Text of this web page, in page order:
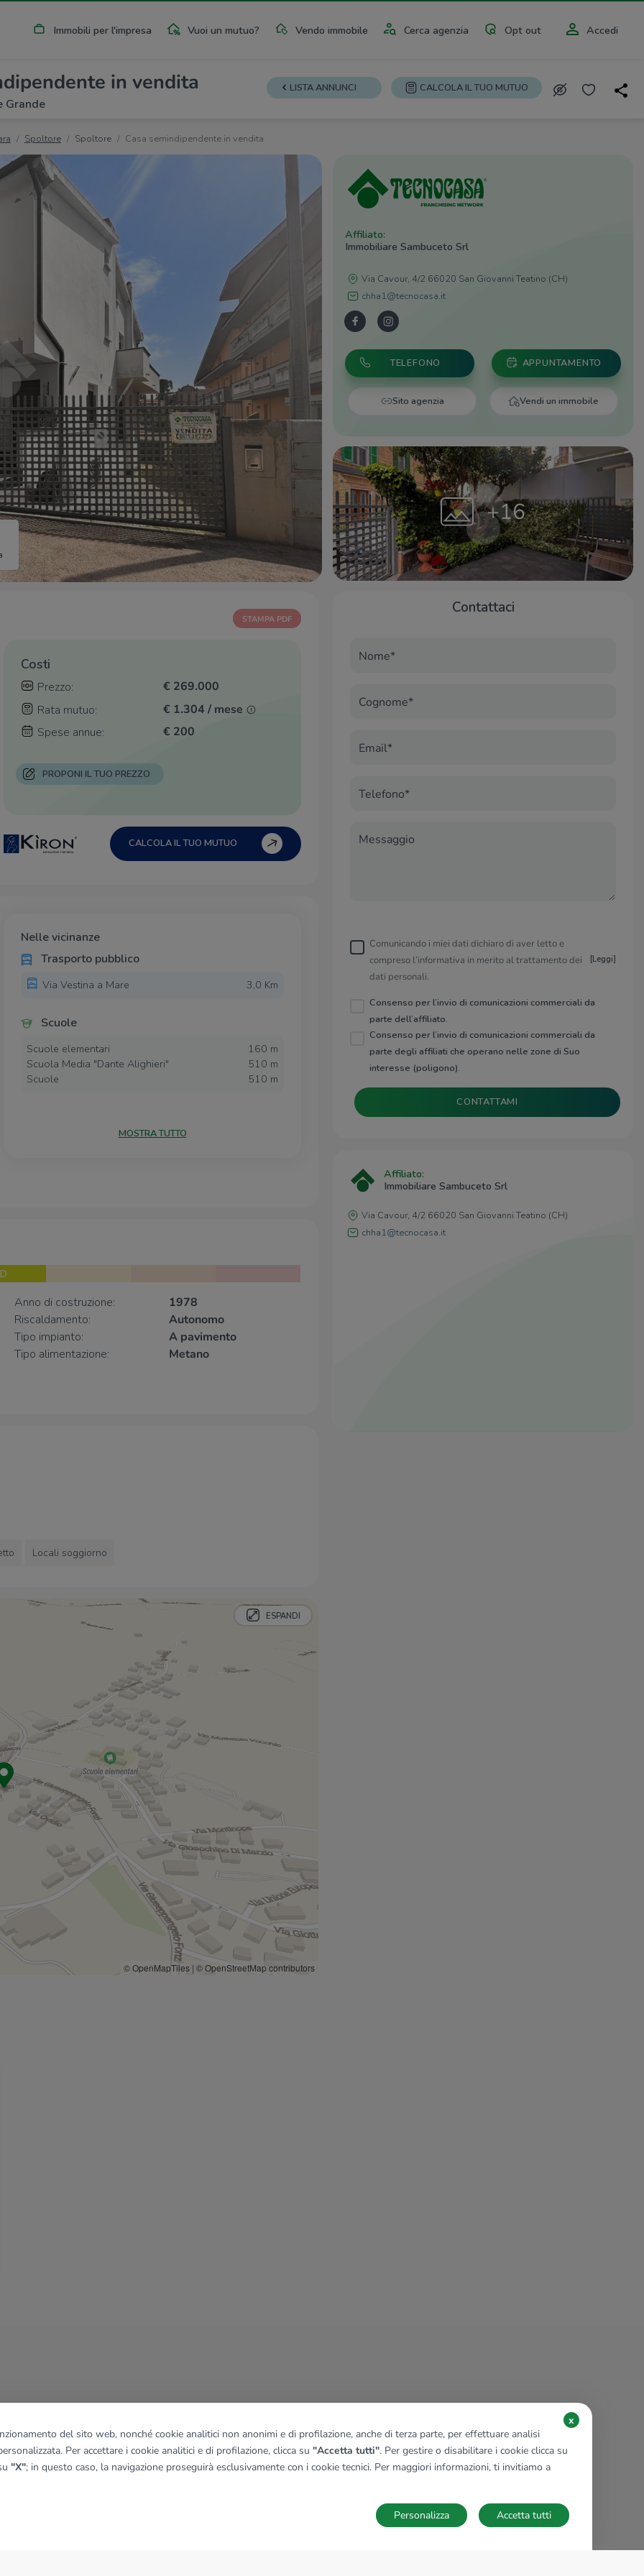
Immobili per l'impresa Vuoi un mutuo? Vendo immobile Cerca agenzia Opt out Accedi
in vendita
Grande
LISTA ANNUNCI CALCOLA IL TUO MUTUO
Spoltore Spoltore Casa semindipendente in vendita
Affiliato:
Immobiliare Sambuceto Srl
Via Cavour, 4/2 66020 San Giovanni Teatino (CH)
chha1@tecnocasa.it
TELEFONO APPUNTAMENTO
Sito agenzia Vendi un immobile
+16
STAMPA PDF
Costi
Prezzo:
€ 269.000
Rata mutuo:
€ 1.304 / mese
Spese annue:
€ 200
PROPONI IL TUO PREZZO
CALCOLA IL TUO MUTUO
Nelle vicinanze
Trasporto pubblico
Via Vestina a Mare 3,0 Km
Scuole
Scuole elementari
160 m
Scuola Media "Dante Alighieri"
510 m
Scuole
510 m
MOSTRA TUTTO
D
Anno di costruzione:
1978
Riscaldamento:
Autonomo
Tipo impianto:
A pavimento
Tipo alimentazione:
Metano
Locali soggiorno
ESPANDI
© OpenMapTiles | © OpenStreetMap contributors
Contattaci
Nome*
Cognome*
Email*
Telefono*
Messaggio
Comunicando i miei dati dichiaro di aver letto e
compreso l’informativa in merito al trattamento dei
dati personali.
[Leggi]
Consenso per l’invio di comunicazioni commerciali da
parte dell’affiliato.
Consenso per l’invio di comunicazioni commerciali da
parte degli affiliati che operano nelle zone di Suo
interesse (poligono).
CONTATTAMI
Affiliato:
Immobiliare Sambuceto Srl
Via Cavour, 4/2 66020 San Giovanni Teatino (CH)
chha1@tecnocasa.it
del sito web, nonché cookie analitici non anonimi e di profilazione, anche di terza parte, per effettuare analisi
Per accettare i cookie analitici e di profilazione, clicca su "Accetta tutti". Per gestire o disabilitare i cookie clicca su
"X"; in questo caso, la navigazione proseguirà esclusivamente con i cookie tecnici. Per maggiori informazioni, ti invitiamo a
x
Accetta tutti
Personalizza